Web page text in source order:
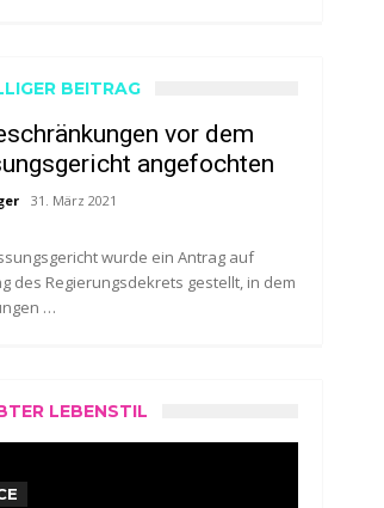
BEITRAG
vor dem
angefochten
31. März 2021
wurde ein Antrag auf
des Regierungsdekrets gestellt, in dem
…
LEBENSTIL